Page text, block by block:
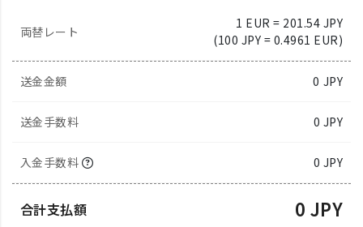
両替レート
1 EUR = 201.54 JPY
(100 JPY = 0.4961 EUR)
送金金額 0 JPY
送金手数料 0 JPY
入金手数料 0 JPY
合計支払額 0 JPY